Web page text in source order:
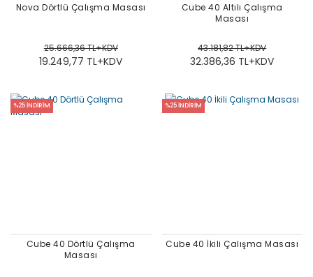
Nova Dörtlü Çalışma Masası
25.666,36 TL+KDV
19.249,77 TL+KDV
Cube 40 Altılı Çalışma
Masası
43.181,82 TL+KDV
32.386,36 TL+KDV
%25 İNDİRİM
Cube 40 Dörtlü Çalışma
Masası
%25 İNDİRİM
Cube 40 İkili Çalışma Masası